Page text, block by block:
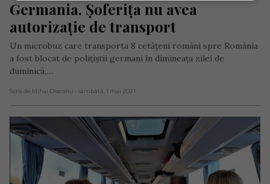
Germania. Șoferița nu avea
autorizație de transport
Un microbuz care transporta 8 cetățeni români spre România
a fost blocat de polițiștii germani în dimineața zilei de
duminică,…
Scris de Mihai Diaconu - sâmbătă, 1 mai 2021